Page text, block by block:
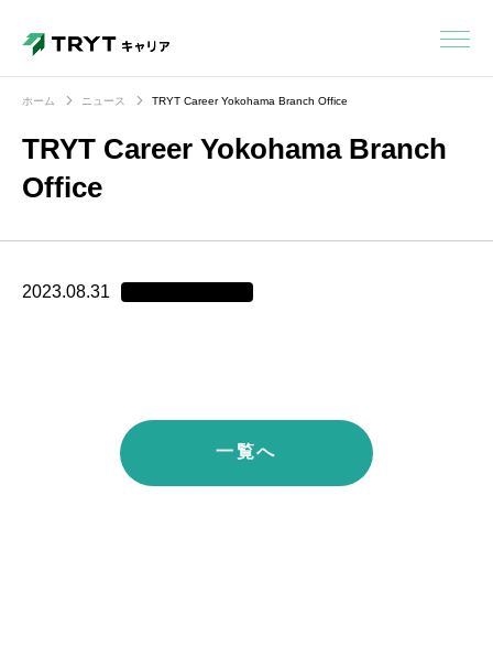
ホーム ニュース TRYT Career Yokohama Branch Office
TRYT Career Yokohama Branch
Office
2023.08.31
一覧へ